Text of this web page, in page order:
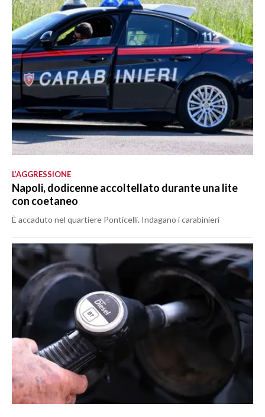
L’AGGRESSIONE
Napoli, dodicenne accoltellato durante una lite
con coetaneo
È accaduto nel quartiere Ponticelli. Indagano i carabinieri